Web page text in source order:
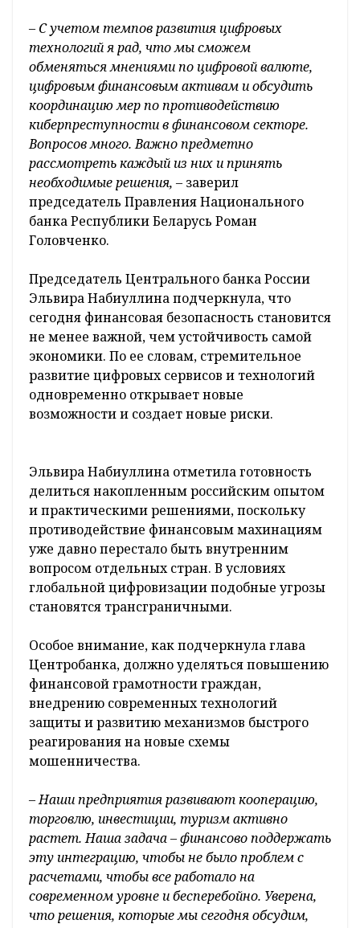
– С учетом темпов развития цифровых
технологий я рад, что мы сможем
обменяться мнениями по цифровой валюте,
цифровым финансовым активам и обсудить
координацию мер по противодействию
киберпреступности в финансовом секторе.
Вопросов много. Важно предметно
рассмотреть каждый из них и принять
необходимые решения, – заверил
председатель Правления Национального
банка Республики Беларусь Роман
Головченко.
Председатель Центрального банка России
Эльвира Набиуллина подчеркнула, что
сегодня финансовая безопасность становится
не менее важной, чем устойчивость самой
экономики. По ее словам, стремительное
развитие цифровых сервисов и технологий
одновременно открывает новые
возможности и создает новые риски.
Эльвира Набиуллина отметила готовность
делиться накопленным российским опытом
и практическими решениями, поскольку
противодействие финансовым махинациям
уже давно перестало быть внутренним
вопросом отдельных стран. В условиях
глобальной цифровизации подобные угрозы
становятся трансграничными.
Особое внимание, как подчеркнула глава
Центробанка, должно уделяться повышению
финансовой грамотности граждан,
внедрению современных технологий
защиты и развитию механизмов быстрого
реагирования на новые схемы
мошенничества.
– Наши предприятия развивают кооперацию,
торговлю, инвестиции, туризм активно
растет. Наша задача – финансово поддержать
эту интеграцию, чтобы не было проблем с
расчетами, чтобы все работало на
современном уровне и бесперебойно. Уверена,
что решения, которые мы сегодня обсудим,